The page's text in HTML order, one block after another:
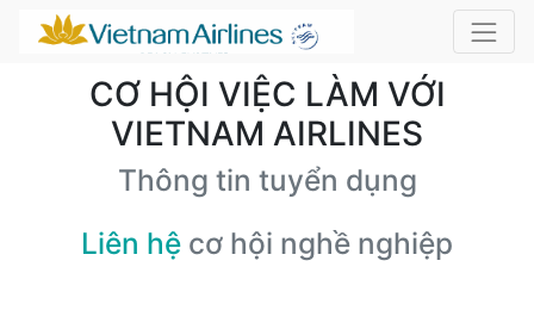
CƠ HỘI VIỆC LÀM VỚI
VIETNAM AIRLINES
Thông tin tuyển dụng
Liên hệ cơ hội nghề nghiệp